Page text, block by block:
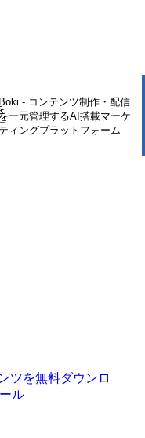
Boki - コンテンツ制作・配信
一元管理するAI搭載マーケ
ティングプラットフォーム
ツを無料ダウンロ
ル